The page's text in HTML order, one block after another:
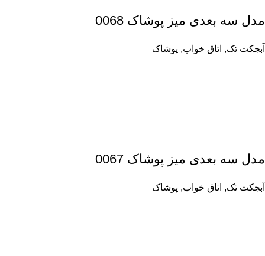
مدل سه بعدی میز پوشاک 0068
آبجکت تک, اتاق خواب, پوشاک
مدل سه بعدی میز پوشاک 0067
آبجکت تک, اتاق خواب, پوشاک